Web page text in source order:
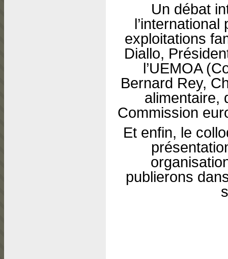
Un débat
exploitations
Diallo,
l’UEMOA
Bernard Rey,
alimentaire,
Commission
Et enfin, le
publierons